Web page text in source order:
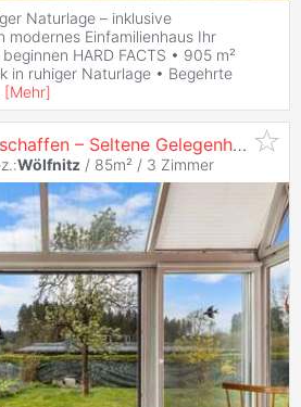
Naturlage – inklusive
modernes Einfamilienhaus Ihr
HARD FACTS • 905 m²
in ruhiger Naturlage • Begehrte
[Mehr]
Aus Bestand Neues schaffen – Seltene Gelegenheit in sonniger Siedlungslage!
Wölfnitz / 85m² / 3 Zimmer